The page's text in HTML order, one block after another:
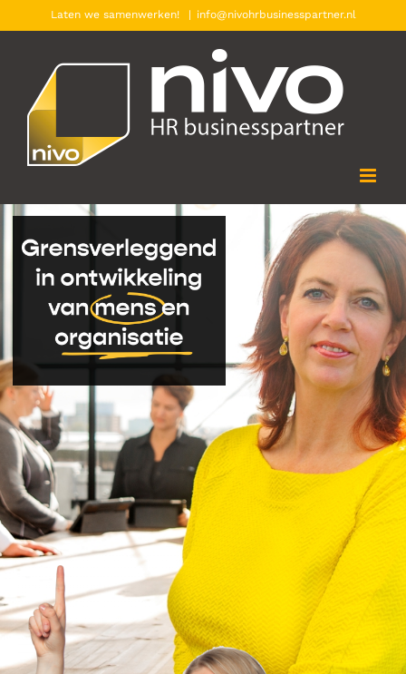
Laten we samenwerken! | info@nivohrbusinesspartner.nl